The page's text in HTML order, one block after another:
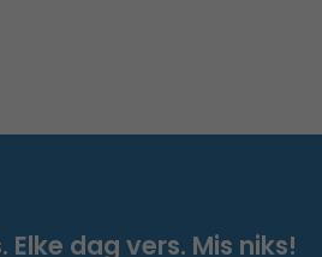
dag vers. Mis niks!